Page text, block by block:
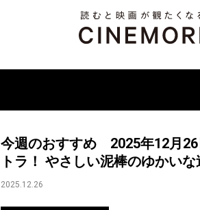
今週のおすすめ 2025年12月26
トラ！ やさしい泥棒のゆかい
2025.12.26